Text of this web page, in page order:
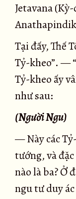
Jetavana
Tại đấy, Thế
Tỷ-kheo”. —
Tỷ-kheo ấy
như sau:
(Người Ngu)
— Này các
tướng, và
nào là ba? Ở
ngu tư duy